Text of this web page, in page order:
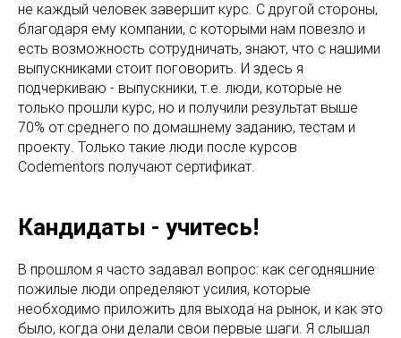
не каждый человек завершит курс. С другой стороны,
благодаря ему компании, с которыми нам повезло и
есть возможность сотрудничать, знают, что с нашими
выпускниками стоит поговорить. И здесь я
подчеркиваю - выпускники, т.е. люди, которые не
только прошли курс, но и получили результат выше
70% от среднего по домашнему заданию, тестам и
проекту. Только такие люди после курсов
Codementors получают сертификат.
Кандидаты - учитесь!
В прошлом я часто задавал вопрос: как сегодняшние
пожилые люди определяют усилия, которые
необходимо приложить для выхода на рынок, и как это
было, когда они делали свои первые шаги. Я слышал